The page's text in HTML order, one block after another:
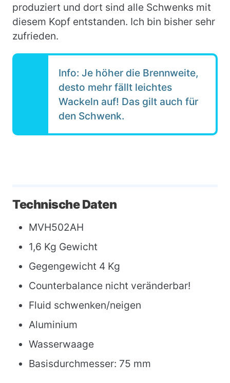
produziert und dort sind alle Schwenks mit
diesem Kopf entstanden. Ich bin bisher sehr
zufrieden.
Info: Je höher die Brennweite,
desto mehr fällt leichtes
Wackeln auf! Das gilt auch für
den Schwenk.
Technische Daten
MVH502AH
1,6 Kg Gewicht
Gegengewicht 4 Kg
Counterbalance nicht veränderbar!
Fluid schwenken/neigen
Aluminium
Wasserwaage
Basisdurchmesser: 75 mm